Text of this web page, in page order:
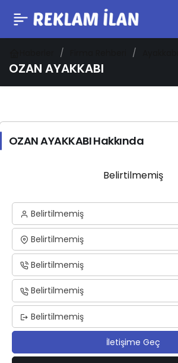
OZAN AYAKKABI
OZAN AYAKKABI Hakkında
Belirtilmemiş
Belirtilmemiş
Belirtilmemiş
Belirtilmemiş
Belirtilmemiş
Belirtilmemiş
İletişime Geç